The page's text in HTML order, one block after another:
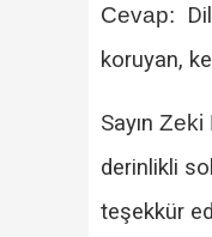
Cevap:
koruyan,
Sayın Zeki
derinlikli
teşekkür